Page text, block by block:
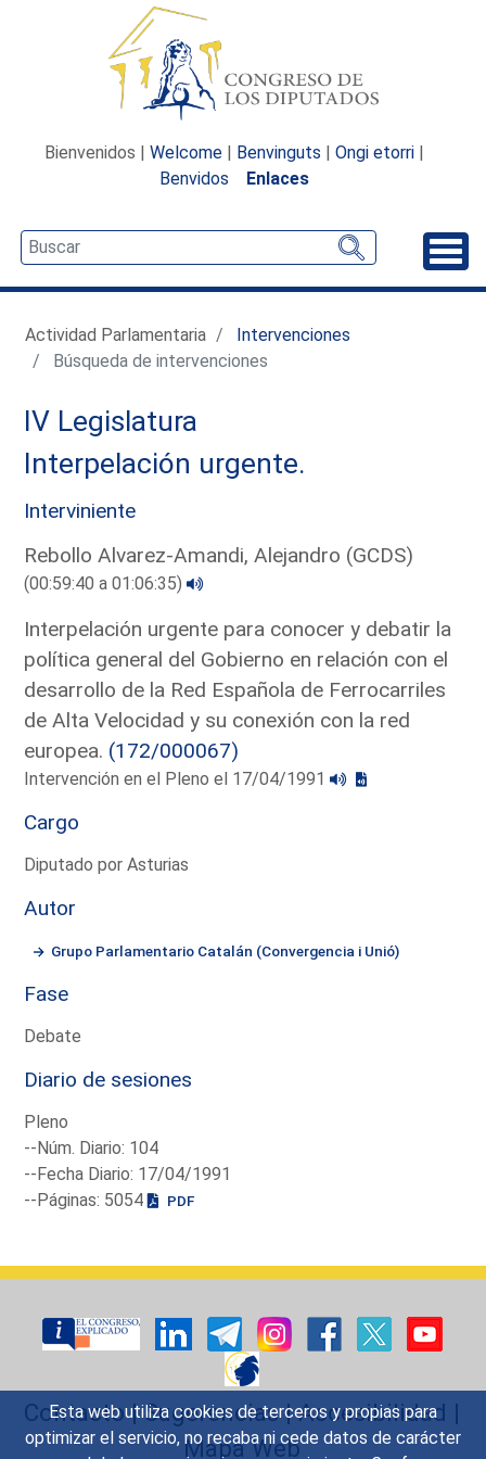
Esta web utiliza cookies de terceros y propias para
optimizar el servicio, no recaba ni cede datos de carácter
Bienvenidos | Welcome | Benvinguts | Ongi etorri |
Benvidos
Enlaces
Actividad Parlamentaria
Intervenciones
Búsqueda de intervenciones
IV Legislatura
Interpelación urgente.
Interviniente
Rebollo Alvarez-Amandi, Alejandro (GCDS)
(00:59:40 a 01:06:35)
Interpelación urgente para conocer y debatir la
política general del Gobierno en relación con el
desarrollo de la Red Española de Ferrocarriles
de Alta Velocidad y su conexión con la red
europea. (172/000067)
Intervención en el Pleno el 17/04/1991
Cargo
Diputado por Asturias
Autor
Grupo Parlamentario Catalán (Convergencia i Unió)
Fase
Debate
Diario de sesiones
Pleno
--Núm. Diario: 104
--Fecha Diario: 17/04/1991
--Páginas: 5054
PDF
Contacto|Sugerencias|Accesibilidad |
Mapa Web